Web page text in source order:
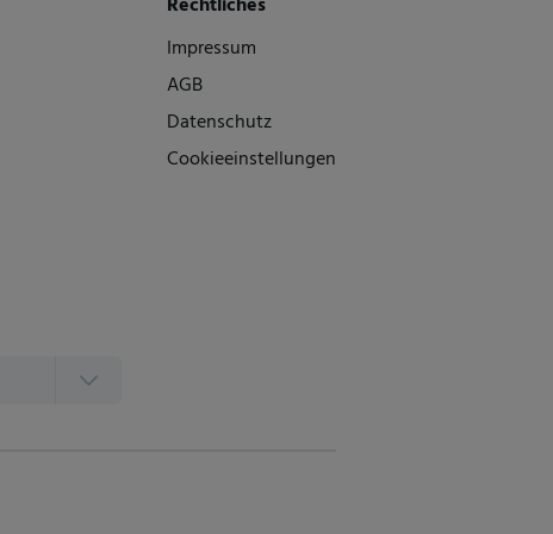
Impressum
AGB
Datenschutz
Cookieeinstellungen